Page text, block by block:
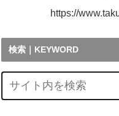
https://
検索｜KEYWORD